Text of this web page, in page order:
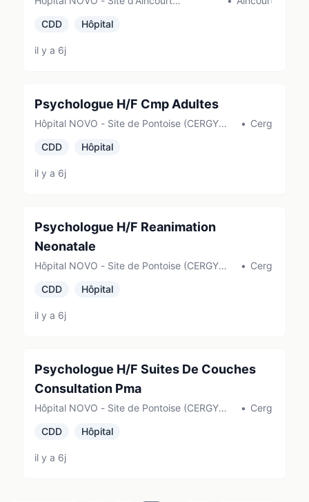
CDD
Hôpital
il y a 6j
Psychologue H/F Cmp Adultes
Hôpital NOVO - Site de Pontoise (CERGY
• Cergy
CDD
Hôpital
il y a 6j
Psychologue H/F Reanimation
Neonatale
Hôpital NOVO - Site de Pontoise (CERGY
• Cergy
CDD
Hôpital
il y a 6j
Psychologue H/F Suites De Couches
Consultation Pma
Hôpital NOVO - Site de Pontoise (CERGY
• Cergy
CDD
Hôpital
il y a 6j